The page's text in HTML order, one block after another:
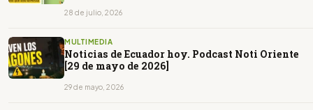
28 de julio, 2026
MULTIMEDIA
Noticias de Ecuador hoy. Podcast Noti Oriente
[29 de mayo de 2026]
29 de mayo, 2026